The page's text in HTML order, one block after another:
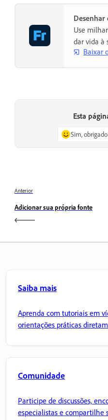
Desenhar
Use
dar vida à
Baixar
Esta
Sim, obrigado
Anterior
Adicionar sua própria fonte
Saiba mais
Aprenda com tutoriais em
orientações práticas
Comunidade
Participe de discussões,
especialistas e compartilhe